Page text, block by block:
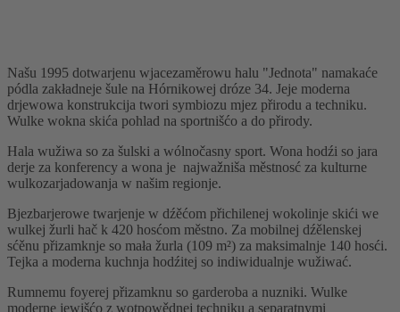
Našu 1995 dotwarjenu wjacezaměrowu halu "Jednota" namakaće
pódla zakładneje šule na Hórnikowej dróze 34. Jeje moderna
drjewowa konstrukcija twori symbiozu mjez přirodu a techniku.
Wulke wokna skića pohlad na sportnišćo a do přirody.
Hala wužiwa so za šulski a wólnočasny sport. Wona hodźi so jara
derje za konferency a wona je najwažniša městnosć za kulturne
wulkozarjadowanja w našim regionje.
Bjezbarjerowe twarjenje w dźěćom přichilenej wokolinje skići we
wulkej žurli hač k 420 hosćom městno. Za mobilnej dźělenskej
sćěnu přizamknje so mała žurla (109 m²) za maksimalnje 140 hosći.
Tejka a moderna kuchnja hodźitej so indiwidualnje wužiwać.
Rumnemu foyerej přizamknu so garderoba a nuzniki. Wulke
moderne jewišćo z wotpowědnej techniku a separatnymi